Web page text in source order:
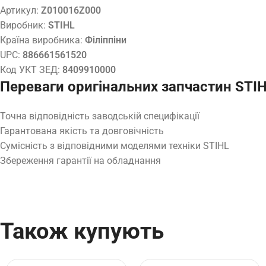
Артикул: Z010016Z000
Виробник: STIHL
Країна виробника: Філіппіни
UPC: 886661561520
Код УКТ ЗЕД: 8409910000
Переваги оригінальних запчастин
Точна відповідність заводській специфікації
Гарантована якість та довговічність
Сумісність з відповідними моделями техніки STIHL
Збереження гарантії на обладнання
Також купують